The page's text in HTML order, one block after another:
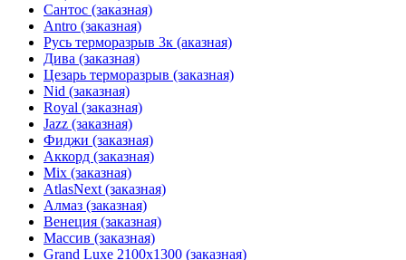
Сантос (заказная)
Antro (заказная)
Русь терморазрыв 3к (аказная)
Дива (заказная)
Цезарь терморазрыв (заказная)
Nid (заказная)
Royal (заказная)
Jazz (заказная)
Фиджи (заказная)
Аккорд (заказная)
Mix (заказная)
AtlasNext (заказная)
Алмаз (заказная)
Венеция (заказная)
Массив (заказная)
Grand Luxe 2100х1300 (заказная)